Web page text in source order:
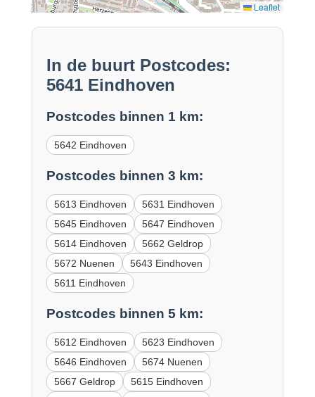
Leaflet
In de buurt Postcodes:
5641 Eindhoven
Postcodes binnen 1 km:
5642 Eindhoven
Postcodes binnen 3 km:
5613 Eindhoven
5631 Eindhoven
5645 Eindhoven
5647 Eindhoven
5614 Eindhoven
5662 Geldrop
5672 Nuenen
5643 Eindhoven
5611 Eindhoven
Postcodes binnen 5 km:
5612 Eindhoven
5623 Eindhoven
5646 Eindhoven
5674 Nuenen
5667 Geldrop
5615 Eindhoven